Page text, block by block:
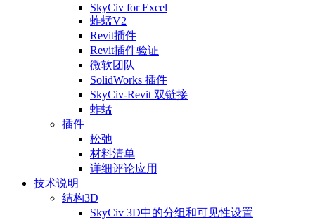
SkyCiv for Excel
蚱蜢V2
Revit插件
Revit插件验证
微软团队
SolidWorks 插件
SkyCiv-Revit 双链接
蚱蜢
插件
松弛
材料清单
详细评论应用
技术说明
结构3D
SkyCiv 3D中的分组和可见性设置